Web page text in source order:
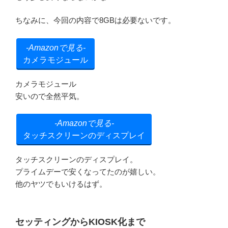
ちなみに、今回の内容で8GBは必要ないです。
カメラモジュール
カメラモジュール
安いので全然平気。
タッチスクリーンのディスプレイ
タッチスクリーンのディスプレイ。
プライムデーで安くなってたのが嬉しい。
他のヤツでもいけるはず。
セッティングからKIOSK化まで